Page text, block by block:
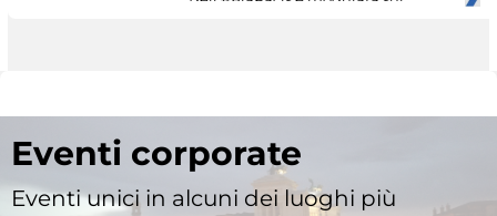
Eventi corporate
Eventi unici in alcuni dei luoghi più